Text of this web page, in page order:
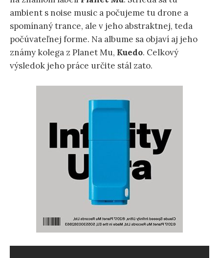
ambient s noise music a počujeme tu drone a
spomínaný trance, ale v jeho abstraktnej, teda
počúvateľnej forme. Na albume sa objaví aj jeho
známy kolega z Planet Mu, Kuedo. Celkový
výsledok jeho práce určite stál zato.